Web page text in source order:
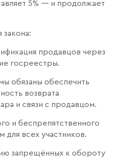
5% — и продолжает
продавцов через
госреестры.
обязаны обеспечить
возврата
и связи с продавцом.
и беспрепятственного
для всех участников.
запрещённых к обороту